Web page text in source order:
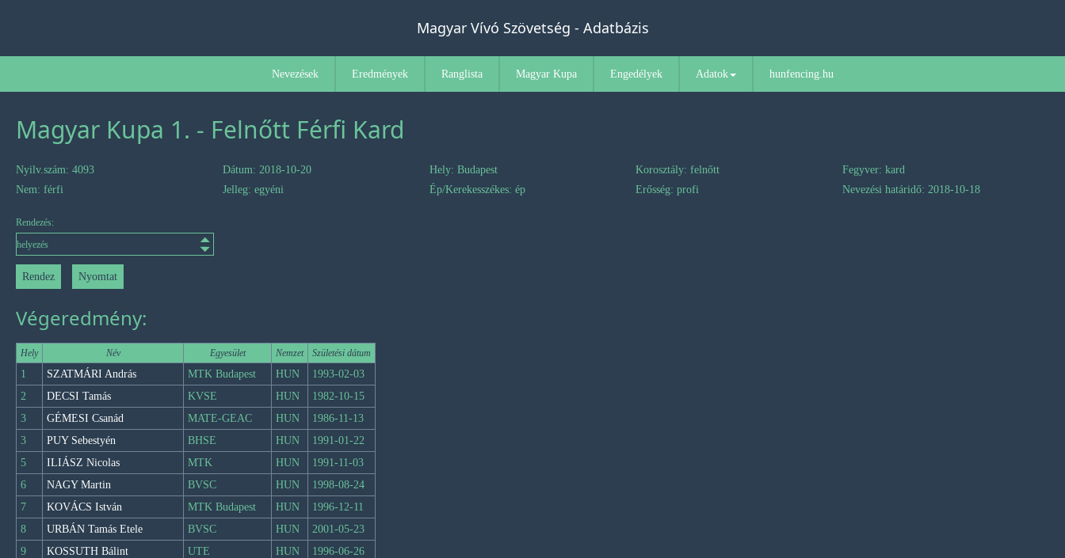
Magyar Vívó Szövetség - Adatbázis
Nevezések Eredmények Ranglista Magyar Kupa Engedélyek Adatok hunfencing.hu
Magyar Kupa 1. - Felnőtt Férfi Kard
Nyilv.szám: 4093 Dátum: 2018-10-20 Hely: Budapest Korosztály: felnőtt
Fegyver: kard
Nem: férfi
Jelleg: egyéni Ép/Kerekesszékes: ép Erősség: profi Nevezési határidő: 2018-10-18
Rendezés:
Végeredmény:
Hely Név Egyesület Nemzet Születési dátum
1 SZATMÁRI András MTK Budapest HUN
1993-02-03
2
DECSI Tamás KVSE HUN
1982-10-15
3
GÉMESI Csanád MATE-GEAC HUN
1986-11-13
3
PUY Sebestyén BHSE HUN
1991-01-22
5
ILIÁSZ Nicolas MTK HUN
1991-11-03
6
NAGY Martin BVSC HUN
1998-08-24
7
KOVÁCS István MTK Budapest HUN
1996-12-11
8
URBÁN Tamás Etele BVSC HUN
2001-05-23
9
KOSSUTH Bálint UTE HUN
1996-06-26